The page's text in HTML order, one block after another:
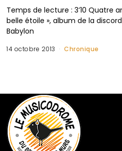
Temps de lecture : 3’10 Quatre
belle étoile », album de la
Babylon
14 octobre 2013 Chronique